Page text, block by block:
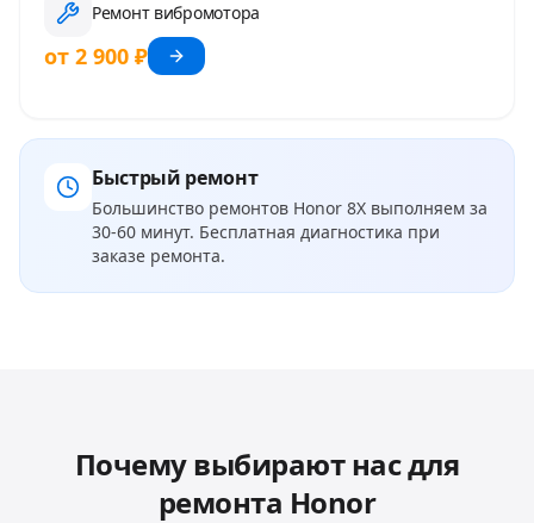
Ремонт вибромотора
от 2 900 ₽
Быстрый ремонт
Большинство ремонтов Honor 8X выполняем за
30-60 минут. Бесплатная диагностика при
заказе ремонта.
Почему выбирают нас для
ремонта Honor